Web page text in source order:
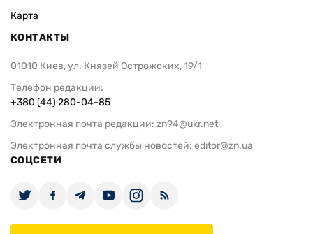
Карта
КОНТАКТЫ
01010 Киев, ул. Князей Острожских, 19/1
Телефон редакции:
+380 (44) 280-04-85
Электронная почта редакции: zn94@ukr.net
Электронная почта службы новостей: editor@zn.ua
СОЦСЕТИ